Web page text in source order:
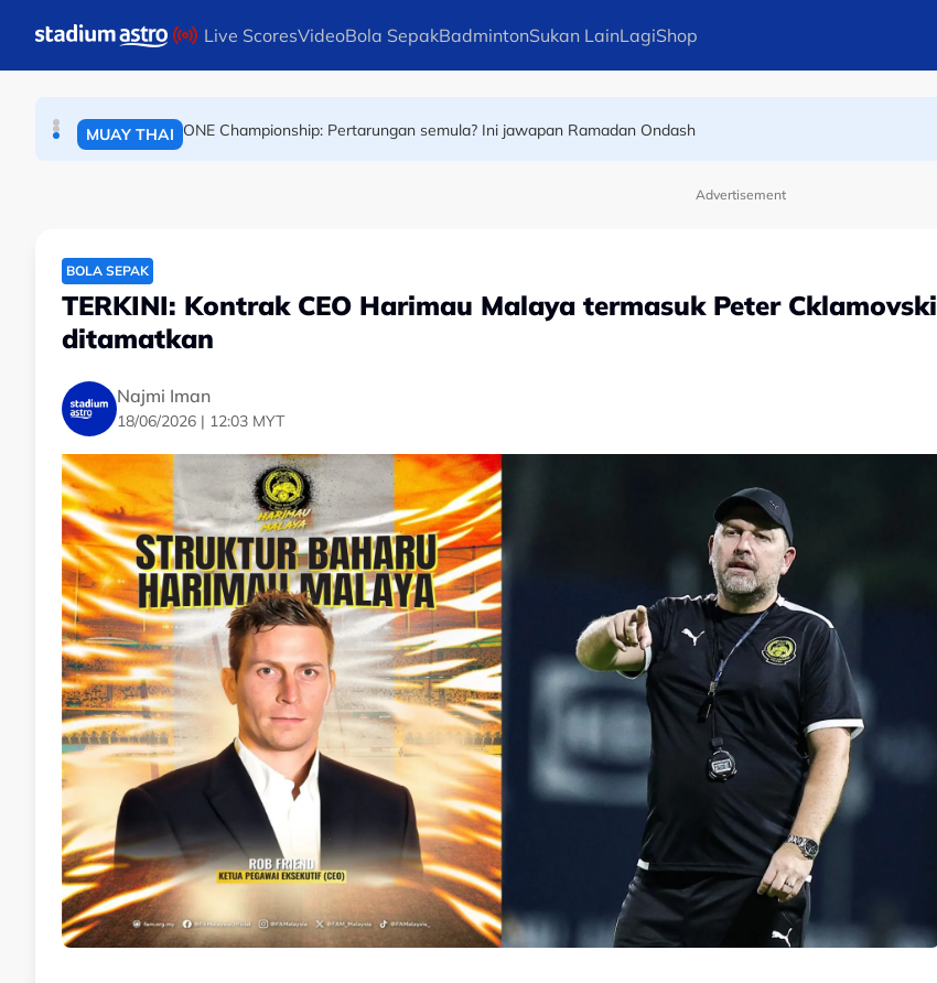
Live ScoresVideoBola SepakBadmintonSukan LainLagiShop
RAGBI
MUAY THAI ONE Championship: Pertarungan semula? Ini jawapan Ramadan Ondash
Advertisement
BOLA SEPAK
TERKINI: Kontrak CEO Harimau Malaya termasuk Peter Cklamovski
ditamatkan
Najmi Iman
18/06/2026 | 12:03 MYT